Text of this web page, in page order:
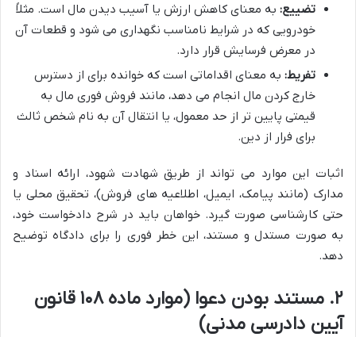
تضییع: به معنای کاهش ارزش یا آسیب دیدن مال است. مثلاً
خودرویی که در شرایط نامناسب نگهداری می شود و قطعات آن
در معرض فرسایش قرار دارد.
تفریط: به معنای اقداماتی است که خوانده برای از دسترس
خارج کردن مال انجام می دهد، مانند فروش فوری مال به
قیمتی پایین تر از حد معمول، یا انتقال آن به نام شخص ثالث
برای فرار از دین.
اثبات این موارد می تواند از طریق شهادت شهود، ارائه اسناد و
مدارک (مانند پیامک، ایمیل، اطلاعیه های فروش)، تحقیق محلی یا
حتی کارشناسی صورت گیرد. خواهان باید در شرح دادخواست خود،
به صورت مستدل و مستند، این خطر فوری را برای دادگاه توضیح
دهد.
۲. مستند بودن دعوا (موارد ماده ۱۰۸ قانون
آیین دادرسی مدنی)